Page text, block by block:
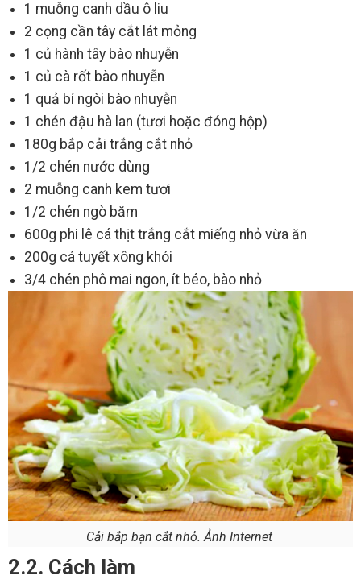
1 muỗng canh dầu ô liu
2 cọng cần tây cắt lát mỏng
1 củ hành tây bào nhuyễn
1 củ cà rốt bào nhuyễn
1 quả bí ngòi bào nhuyễn
1 chén đậu hà lan (tươi hoặc đóng hộp)
180g bắp cải trắng cắt nhỏ
1/2 chén nước dùng
2 muỗng canh kem tươi
1/2 chén ngò băm
600g phi lê cá thịt trắng cắt miếng nhỏ vừa ăn
200g cá tuyết xông khói
3/4 chén phô mai ngon, ít béo, bào nhỏ
Cải bắp bạn cắt nhỏ. Ảnh Internet
2.2. Cách làm